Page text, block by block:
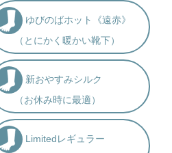
ゆびのばホット《遠赤》
（とにかく暖かい靴下）
新おやすみシルク
（お休み時に最適）
Limitedレギュラー